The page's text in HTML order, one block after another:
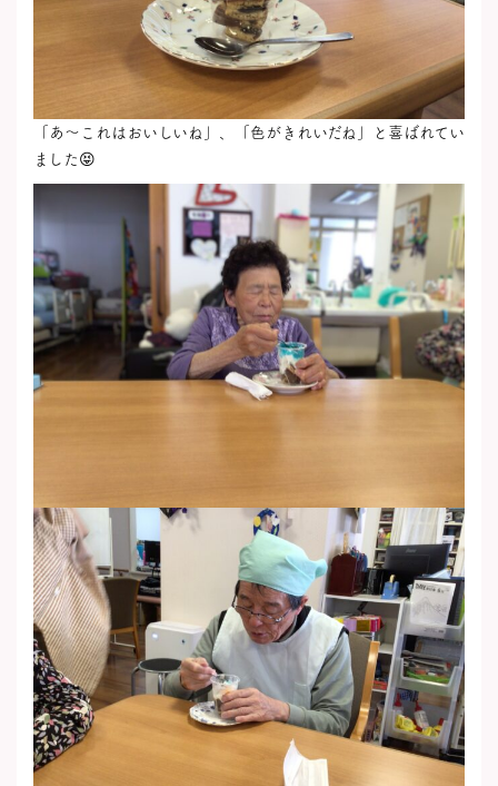
「あ～これはおいしいね」、「色がきれいだね」と喜ばれてい
ました😝